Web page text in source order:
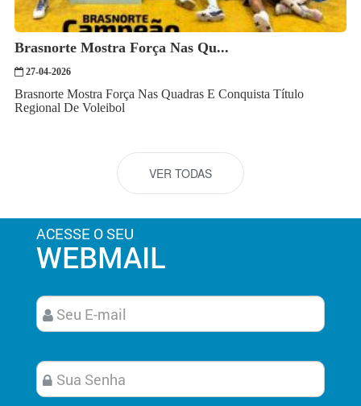
Brasnorte Mostra Força Nas Qu...
27-04-2026
Brasnorte Mostra Força Nas Quadras E Conquista Título
Regional De Voleibol
VER TODAS
ACESSE O SEU
WEBMAIL